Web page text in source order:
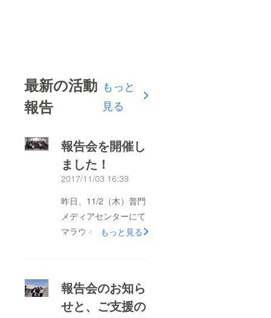
最新の活動
報告
もっと
見る
報告会を開催し
ました！
2017/11/03 16:39
昨日、11/2（木）普門
メディアセンターにて
マラウィ視察の報告会
いました。 活動報告
の後、フリーディス
もっと見る
報告会のお知ら
せと、ご支援の